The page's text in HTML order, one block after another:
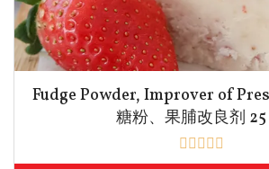
Fudge Powder, Improver of
糖粉、果脯改良剂